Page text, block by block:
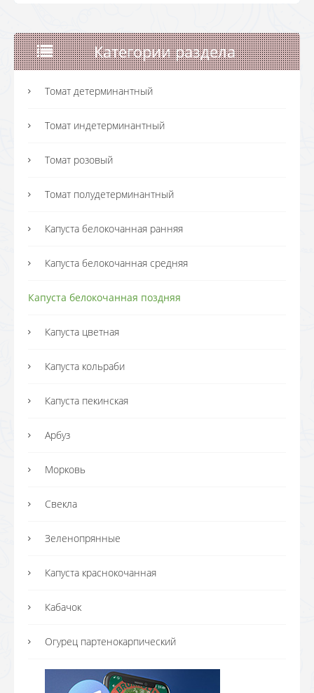
Категории раздела
Томат детерминантный
Томат индетерминантный
Томат розовый
Томат полудетерминантный
Капуста белокочанная ранняя
Капуста белокочанная средняя
Капуста белокочанная поздняя
Капуста цветная
Капуста кольраби
Капуста пекинская
Арбуз
Морковь
Свекла
Зеленопрянные
Капуста краснокочанная
Кабачок
Огурец партенокарпический